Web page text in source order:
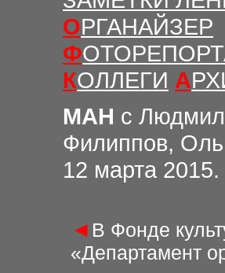
ОРГАНАЙЗЕР
Ф
КОЛЛЕГИ А
МАН с
Филиппов,
12 марта 2015.
◄ В Фонде
«Департамент